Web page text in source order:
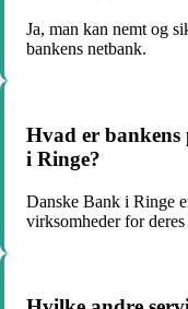
Ja, man kan nemt og
bankens netbank.
Hvad er
i Ringe?
Danske Bank i Ringe
virksomheder for